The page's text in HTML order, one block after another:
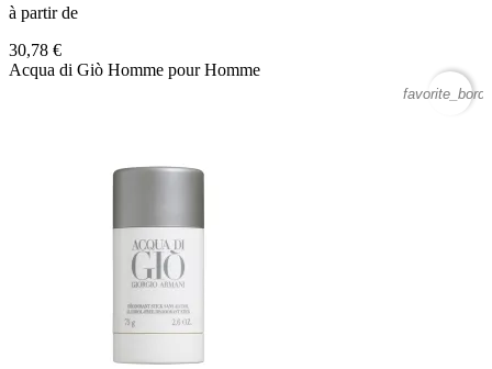
à partir de
30,78 €
Acqua di Giò Homme pour Homme